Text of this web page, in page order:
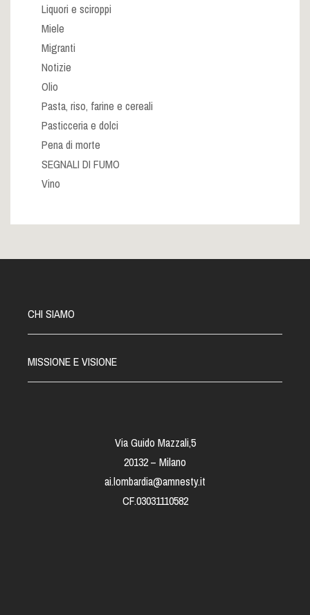
Liquori e sciroppi
Miele
Migranti
Notizie
Olio
Pasta, riso, farine e cereali
Pasticceria e dolci
Pena di morte
SEGNALI DI FUMO
Vino
CHI SIAMO
MISSIONE E VISIONE
Via Guido Mazzali,5
20132 – Milano
ai.lombardia@amnesty.it
CF.03031110582